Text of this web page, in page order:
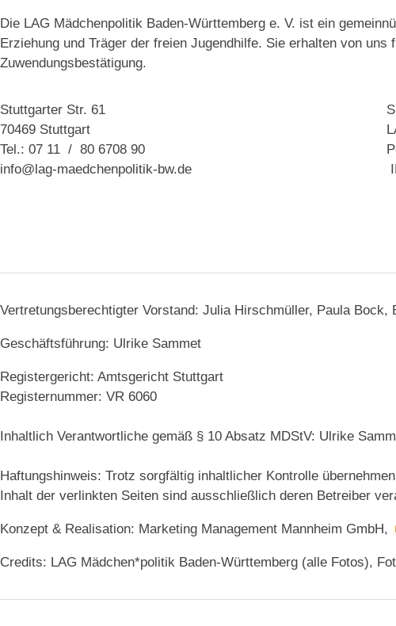
Die LAG Mädchenpolitik Baden-Württemberg e. V. ist ein
Erziehung und Träger der freien Jugendhilfe. Sie erhalten von
Zuwendungsbestätigung.
Stuttgarter Str. 61
70469 Stuttgart
Tel.: 07 11 / 80 6708 90
info@lag-maedchenpolitik-bw.de
Vertretungsberechtigter Vorstand: Julia Hirschmüller, Paula Bock,
Geschäftsführung: Ulrike Sammet
Registergericht: Amtsgericht Stuttgart
Registernummer: VR 6060
Inhaltlich Verantwortliche gemäß § 10 Absatz MDStV: Ulrike
Haftungshinweis: Trotz sorgfältig inhaltlicher Kontrolle
Inhalt der verlinkten Seiten sind ausschließlich deren Betreiber
Konzept & Realisation: Marketing Management Mannheim GmbH,
Credits: LAG Mädchen*politik Baden-Württemberg (alle Fotos),